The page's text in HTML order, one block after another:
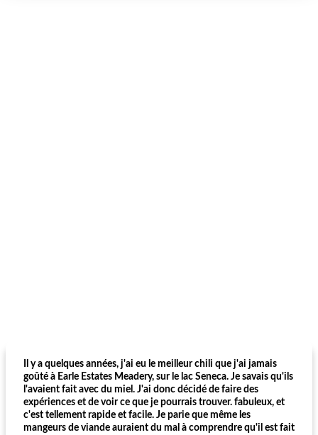
Il y a quelques années, j'ai eu le meilleur chili que j'ai jamais
goûté à Earle Estates Meadery, sur le lac Seneca. Je savais qu'ils
l'avaient fait avec du miel. J'ai donc décidé de faire des
expériences et de voir ce que je pourrais trouver. fabuleux, et
c'est tellement rapide et facile. Je parie que même les
mangeurs de viande auraient du mal à comprendre qu'il est fait